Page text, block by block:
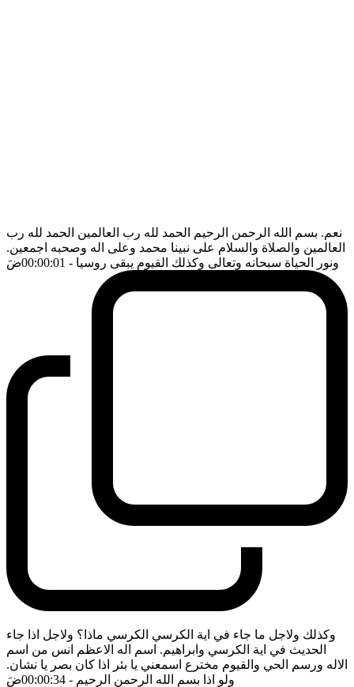
نعم. بسم الله الرحمن الرحيم الحمد لله رب العالمين الحمد لله رب
العالمين والصلاة والسلام على نبينا محمد وعلى اله وصحبه اجمعين.
ونور الحياة سبحانه وتعالى وكذلك القيوم يبقى روسيا - 00:00:01 ضَ
وكذلك ولاجل ما جاء في اية الكرسي الكرسي ماذا؟ ولاجل اذا جاء
الحديث في اية الكرسي وابراهيم. اسم اله الاعظم انس من اسم
الاله ورسم الحي والقيوم مخترع اسمعني يا بئر اذا كان بصر يا نشان.
ولو اذا بسم الله الرحمن الرحيم - 00:00:34 ضَ